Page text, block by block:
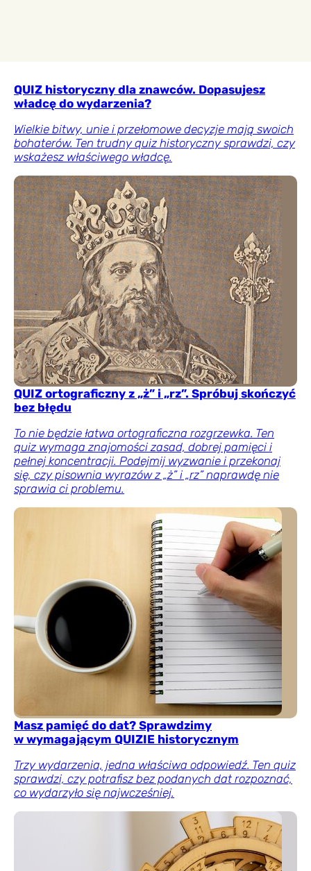
QUIZ historyczny dla znawców. Dopasujesz
władcę do wydarzenia?
Wielkie bitwy, unie i przełomowe decyzje mają swoich
bohaterów. Ten trudny quiz historyczny sprawdzi, czy
wskażesz właściwego władcę.
QUIZ ortograficzny z „ż” i „rz”. Spróbuj skończyć
bez błędu
To nie będzie łatwa ortograficzna rozgrzewka. Ten
quiz wymaga znajomości zasad, dobrej pamięci i
pełnej koncentracji. Podejmij wyzwanie i przekonaj
się, czy pisownia wyrazów z „ż” i „rz” naprawdę nie
sprawia ci problemu.
Masz pamięć do dat? Sprawdzimy
w wymagającym QUIZIE historycznym
Trzy wydarzenia, jedna właściwa odpowiedź. Ten quiz
sprawdzi, czy potrafisz bez podanych dat rozpoznać,
co wydarzyło się najwcześniej.